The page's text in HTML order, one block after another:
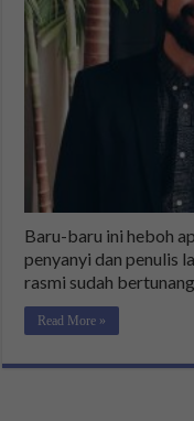
Baru-baru ini heboh
penyanyi dan penulis
rasmi sudah
Read More »